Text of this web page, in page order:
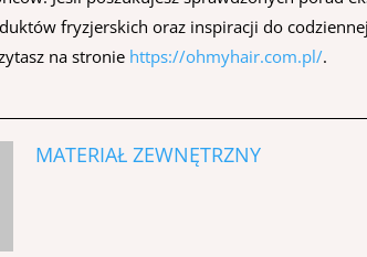
fryzjerskich oraz inspiracji do
na stronie https://ohmyhair.com.pl/.
MATERIAŁ ZEWNĘTRZNY